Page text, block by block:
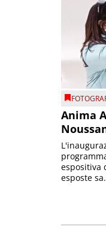
Anima
espositiva
esposte